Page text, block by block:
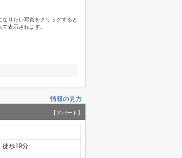
りたい写真をクリックすると
て表示されます。
情報の見方
【アパート】
徒歩19分